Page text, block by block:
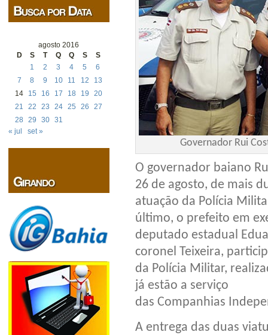
agosto 2016
D
S T Q Q S
S
1
2 3 4 5
6
7
8 9 10 11 12
13
14
15 16 17 18 19
20
21
22 23 24 25 26
27
28
29 30 31
« jul
set »
Governador Rui
O governador baiano
26 de agosto, de mais
atuação da Polícia
último, o prefeito em
deputado estadual
coronel Teixeira,
da Polícia Militar,
já estão a serviço
das Companhias
A entrega das duas